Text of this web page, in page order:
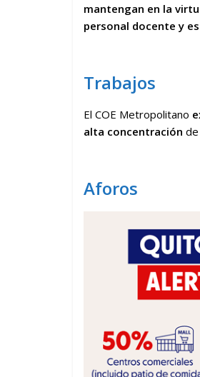
mantengan en la
personal docente y
Trabajos
El COE Metropolitano
alta concentración
Aforos